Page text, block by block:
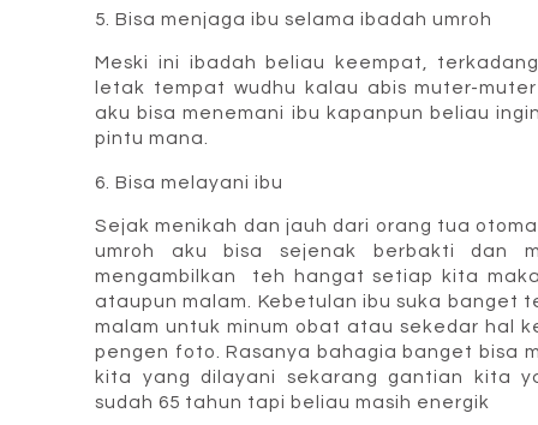
5. Bisa menjaga ibu selama ibadah umroh
Meski ini ibadah beliau keempat,
letak tempat wudhu kalau abis muter-
aku bisa menemani ibu kapanpun beliau
pintu mana.
6. Bisa melayani ibu
Sejak menikah dan jauh dari orang tua
umroh aku bisa sejenak berbakti dan
mengambilkan teh hangat setiap kita
ataupun malam. Kebetulan ibu suka banget
malam untuk minum obat atau sekedar hal
pengen foto. Rasanya bahagia banget bisa
kita yang dilayani sekarang gantian kita
sudah 65 tahun tapi beliau masih energik